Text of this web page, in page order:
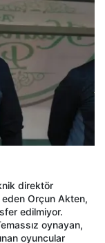
direktör
Orçun Akten,
edilmiyor.
oynayan,
oyuncular